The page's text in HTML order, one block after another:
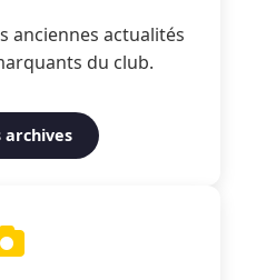
anciennes actualités
du club.
archives